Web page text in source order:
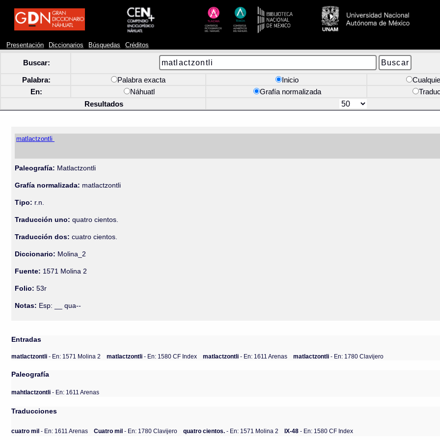
Presentación Diccionarios Búsquedas Créditos
Buscar:
Palabra: Palabra exacta Inicio
En:
Náhuatl Grafía normalizada
Resultados
matlactzontli
Paleografía: Matlactzontli
Grafía normalizada: matlactzontli
Tipo: r.n.
Traducción uno: quatro cientos.
Traducción dos: cuatro cientos.
Diccionario: Molina_2
Fuente: 1571 Molina 2
Folio: 53r
Notas: Esp: __ qua--
Entradas
matlactzontli- En: 1571 Molina 2 matlactzontli- En: 1580 CF Index matlactzontli- En: 1611 Arenas matlactzontli- En: 1780 Clavijero
Paleografía
mahtlactzontli - En: 1611 Arenas
Traducciones
cuatro mil - En: 1611 Arenas Cuatro mil - En: 1780 Clavijero quatro cientos. - En: 1571 Molina 2 IX-48 - En: 1580 CF Index